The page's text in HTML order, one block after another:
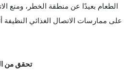
الطعام بعيدًا عن منطقة الخطر، ومنع
على ممارسات الاتصال الغذائي النظيفة
1. تحقق من